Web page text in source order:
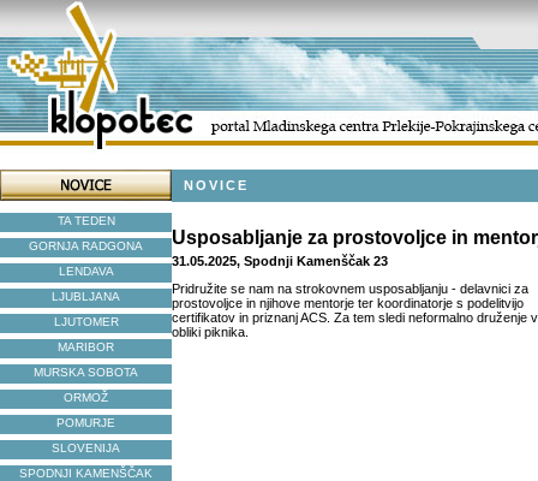
TA TEDEN
GORNJA RADGONA
LENDAVA
LJUBLJANA
LJUTOMER
MARIBOR
MURSKA SOBOTA
ORMOŽ
POMURJE
SLOVENIJA
SPODNJI KAMENŠČAK
NOVICE
Usposabljanje za prostovoljce in
31.05.2025, Spodnji Kamenščak 23
Pridružite se nam na strokovnem usposabljanju - delavnici za
prostovoljce in njihove mentorje ter koordinatorje s podelitvijo
certifikatov in priznanj ACS. Za tem sledi neformalno druženje v
obliki piknika.